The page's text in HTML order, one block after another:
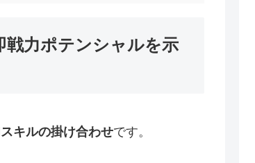
力ポテンシャルを示
キルの掛け合わせです。